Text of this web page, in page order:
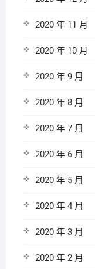
2020 年 11 月
2020 年 10 月
2020 年 9 月
2020 年 8 月
2020 年 7 月
2020 年 6 月
2020 年 5 月
2020 年 4 月
2020 年 3 月
2020 年 2 月